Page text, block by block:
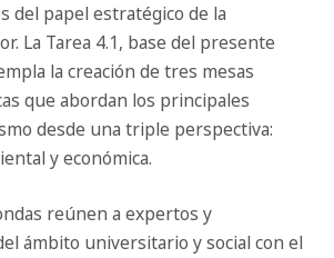
del papel estratégico de la
La Tarea 4.1, base del presente
la creación de tres mesas
que abordan los principales
desde una triple perspectiva:
y económica.
reúnen a expertos y
ámbito universitario y social con el